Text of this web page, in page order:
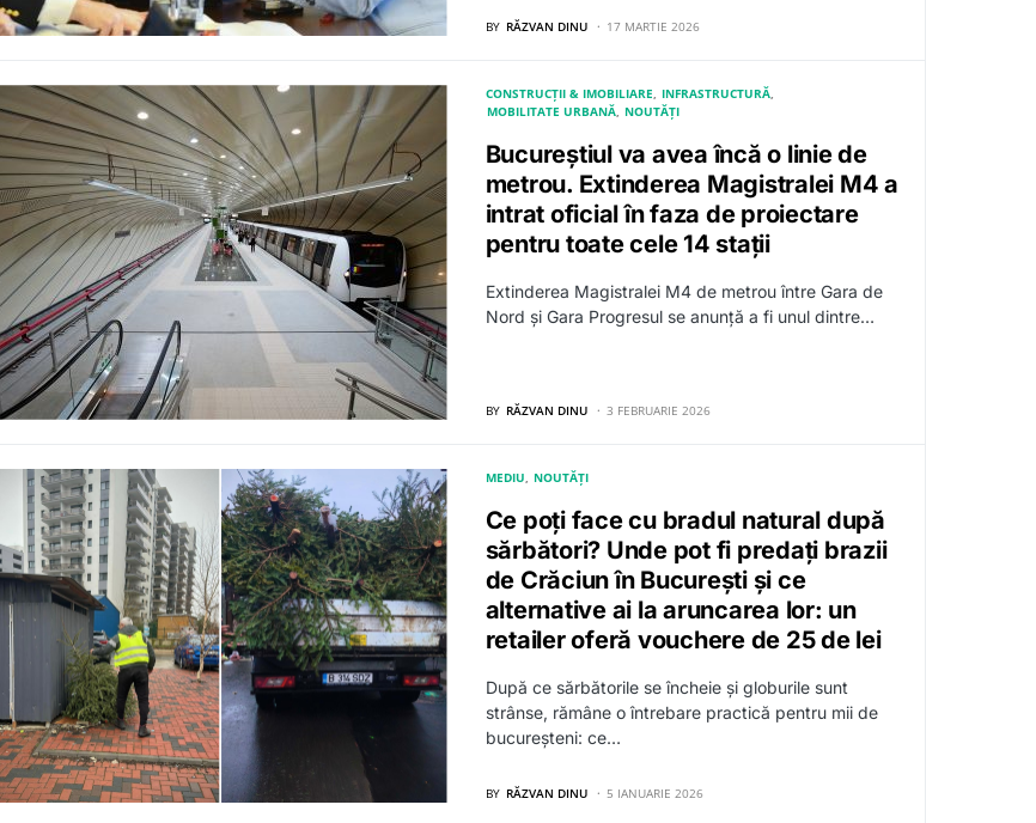
BY RĂZVAN DINU 17 MARTIE 2026
CONSTRUCȚII & IMOBILIARE INFRASTRUCTURĂ
MOBILITATE URBANĂ NOUTĂȚI
Bucureștiul va avea încă o linie de
metrou. Extinderea Magistralei M4 a
intrat oficial în faza de proiectare
pentru toate cele 14 stații
Extinderea Magistralei M4 de metrou între Gara de
Nord și Gara Progresul se anunță a fi unul dintre…
BY RĂZVAN DINU 3 FEBRUARIE 2026
MEDIU NOUTĂȚI
Ce poți face cu bradul natural după
sărbători? Unde pot fi predați brazii
de Crăciun în București și ce
alternative ai la aruncarea lor: un
retailer oferă vouchere de 25 de lei
După ce sărbătorile se încheie și globurile sunt
strânse, rămâne o întrebare practică pentru mii de
bucureșteni: ce…
BY RĂZVAN DINU 5 IANUARIE 2026